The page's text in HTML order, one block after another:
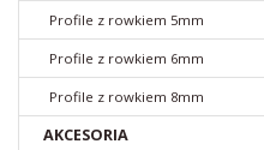
Profile z rowkiem 5mm
Profile z rowkiem 6mm
Profile z rowkiem 8mm
AKCESORIA